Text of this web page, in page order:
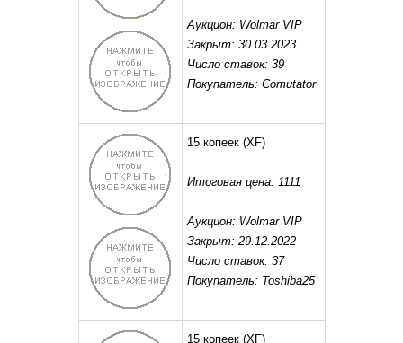
Аукцион: Wolmar VIP
Закрыт: 30.03.2023
Число ставок: 39
Покупатель: Comutator
15 копеек(XF)
Итоговая цена: 1111
Аукцион: Wolmar VIP
Закрыт: 29.12.2022
Число ставок: 37
Покупатель: Toshiba25
15 копеек (XF)